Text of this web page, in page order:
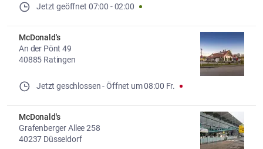
Jetzt geöffnet 07:00 -02:00
McDonald's
An der Pönt 49
40885 Ratingen
Jetzt geschlossen - Öffnet um08:00 Fr.
McDonald's
Grafenberger Allee 258
40237 Düsseldorf